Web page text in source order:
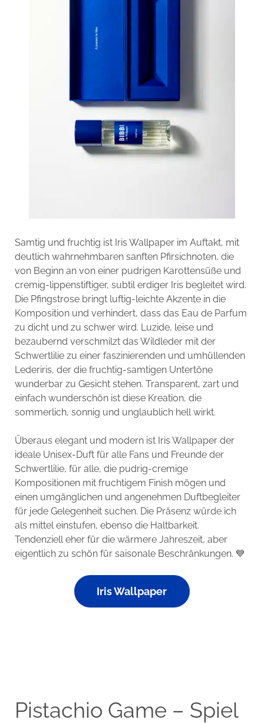
Samtig und fruchtig ist Iris Wallpaper im Auftakt, mit
deutlich wahrnehmbaren sanften Pfirsichnoten, die
von Beginn an von einer pudrigen Karottensüße und
cremig-lippenstiftiger, subtil erdiger Iris begleitet wird.
Die Pfingstrose bringt luftig-leichte Akzente in die
Komposition und verhindert, dass das Eau de Parfum
zu dicht und zu schwer wird. Luzide, leise und
bezaubernd verschmilzt das Wildleder mit der
Schwertlilie zu einer faszinierenden und umhüllenden
Lederiris, der die fruchtig-samtigen Untertöne
wunderbar zu Gesicht stehen. Transparent, zart und
einfach wunderschön ist diese Kreation, die
sommerlich, sonnig und unglaublich hell wirkt.
Überaus elegant und modern ist Iris Wallpaper der
ideale Unisex-Duft für alle Fans und Freunde der
Schwertlilie, für alle, die pudrig-cremige
Kompositionen mit fruchtigem Finish mögen und
einen umgänglichen und angenehmen Duftbegleiter
für jede Gelegenheit suchen. Die Präsenz würde ich
als mittel einstufen, ebenso die Haltbarkeit.
Tendenziell eher für die wärmere Jahreszeit, aber
eigentlich zu schön für saisonale Beschränkungen. 💙
Iris Wallpaper
Pistachio Game – Spiel